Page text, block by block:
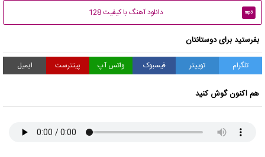
mp3 دانلود آهنگ با کیفیت 128
بفرستید برای دوستانتان
تلگرام توییتر فیسبوک واتس آپ پینترست ایمیل
هم اکنون گوش کنید